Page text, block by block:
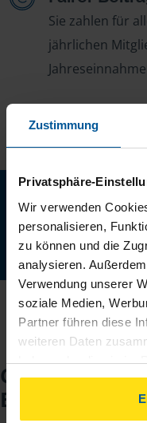
Zustimmung
Privatsphäre-
Wir verwenden
personalisieren,
zu können und die
analysieren.
Verwendung unserer
soziale Medien,
Partner führen diese
weiteren Daten
haben oder die sie im
gesammelt haben.
können Sie der
unserer➔
Sie zahlen für
jährlichen
Neu: Jetzt
Schnell, einfach
Checkliste für